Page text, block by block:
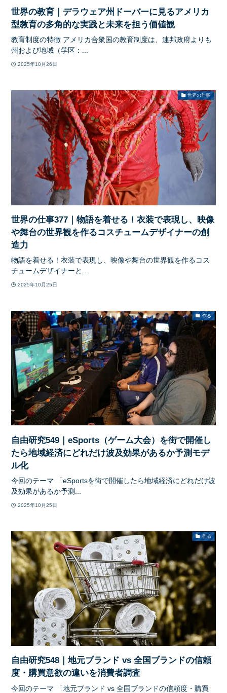
世界の教育｜デラウェア州ドーバーに見るアメリカ
型教育の多角的な実践と未来を担う価値観
教育制度の特徴 アメリカ合衆国の教育制度は、連邦政府よりも
州および地域（学区：...
2025年10月26日
世界の仕事
世界の仕事377｜物語を着せる！衣装で表現し、映像
や舞台の世界観を作るコスチュームデザイナーの創
造力
物語を着せる！衣装で表現し、映像や舞台の世界観を作るコス
チュームデザイナーと...
2025年10月25日
作る
自由研究549｜eSports（ゲーム大会）を街で開催し
たら地域経済にどれだけ波及効果があるか予測モデ
ル化
今回のテーマ 「eSportsを街で開催したら地域経済にどれだけ波
及効果があるか予測...
2025年10月25日
作る
自由研究548｜地元ブランド vs 全国ブランドの信頼
度・購買意欲の違いを消費者調査
今回のテーマ 「地元ブランド vs 全国ブランドの信頼度・購買